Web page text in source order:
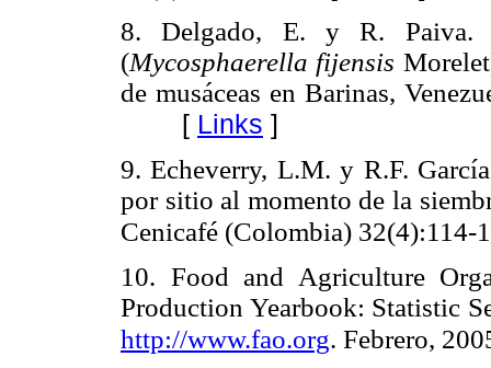
8. Delgado, E. y R. Paiva.
(Mycosphaerella fijensis
de musáceas en Barinas,
[ Links ]
9. Echeverry, L.M. y R.F.
por sitio al momento de la
Cenicafé (Colombia) 32(4):114-
10. Food and Agriculture
Production Yearbook: Statistic
http://www.fao.org. Febrero,